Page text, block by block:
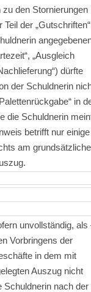
zu den Stornierungen
der „Gutschriften“
„Ausgleich
dürfte
der Schuldnerin
in
die Schuldnerin
betrifft nur einige
am
unvollständig, als
Vorbringens der
in dem mit
Auszug nicht
Schuldnerin nach der